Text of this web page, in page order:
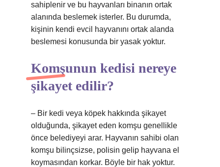
sahiplenir ve bu hayvanları binanın ortak
alanında beslemek isterler. Bu durumda,
kişinin kendi evcil hayvanını ortak alanda
beslemesi konusunda bir yasak yoktur.
Komşunun kedisi nereye
şikayet edilir?
– Bir kedi veya köpek hakkında şikayet
olduğunda, şikayet eden komşu genellikle
önce belediyeyi arar. Hayvanın sahibi olan
komşu bilinçsizse, polisin gelip hayvana el
koymasından korkar. Böyle bir hak yoktur.